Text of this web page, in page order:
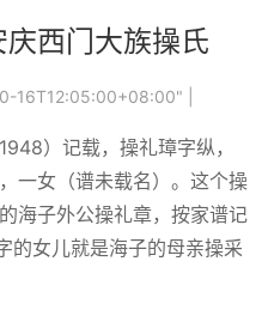
西门大族操氏
16T12:05:00+08:00" |
）记载，操礼璋字纵，
一女（谱未载名）。这个操
海子外公操礼章，按家谱记
的女儿就是海子的母亲操采